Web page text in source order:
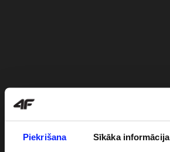
Piekrišana Sīkāka informācija